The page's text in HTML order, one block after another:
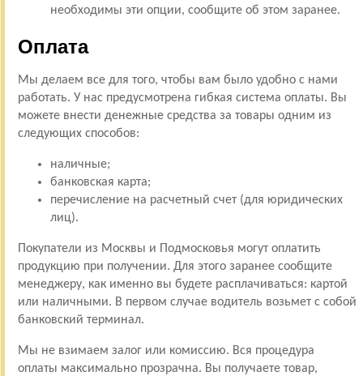
необходимы эти опции, сообщите об этом заранее.
Оплата
Мы делаем все для того, чтобы вам было удобно с нами
работать. У нас предусмотрена гибкая система оплаты. Вы
можете внести денежные средства за товары одним из
следующих способов:
наличные;
банковская карта;
перечисление на расчетный счет (для юридических
лиц).
Покупатели из Москвы и Подмосковья могут оплатить
продукцию при получении. Для этого заранее сообщите
менеджеру, как именно вы будете расплачиваться: картой
или наличными. В первом случае водитель возьмет с собой
банковский терминал.
Мы не взимаем залог или комиссию. Вся процедура
оплаты максимально прозрачна. Вы получаете товар,